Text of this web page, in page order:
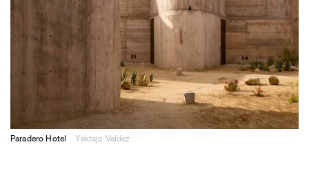
Paradero Hotel Yektajo Valdez